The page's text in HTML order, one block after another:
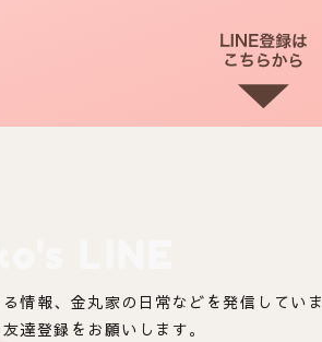
情報、金丸家の日常などを発信していま
達登録をお願いします。